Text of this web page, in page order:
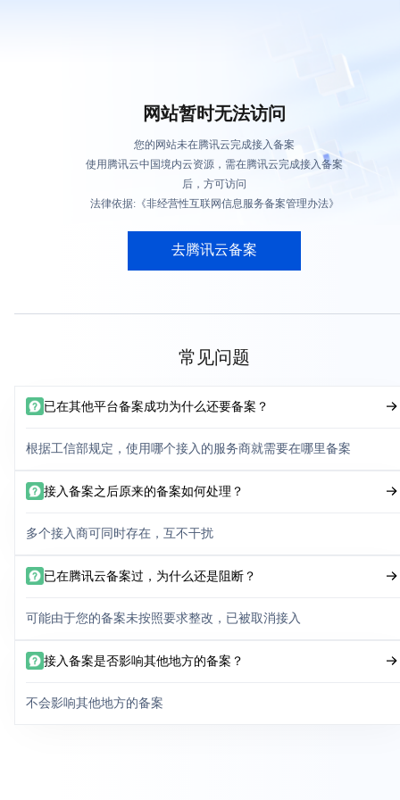
网站暂时无法访问
您的网站未在腾讯云完成接入备案
使用腾讯云中国境内云资源，需在腾讯云完成接入备案
后，方可访问
法律依据:《非经营性互联网信息服务备案管理办法》
去腾讯云备案
常见问题
已在其他平台备案成功为什么还要备案？
根据工信部规定，使用哪个接入的服务商就需要在哪里备案
接入备案之后原来的备案如何处理？
多个接入商可同时存在，互不干扰
已在腾讯云备案过，为什么还是阻断？
可能由于您的备案未按照要求整改，已被取消接入
接入备案是否影响其他地方的备案？
不会影响其他地方的备案